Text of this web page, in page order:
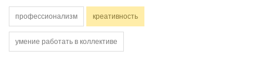
профессионализм креативность
умение работать в коллективе